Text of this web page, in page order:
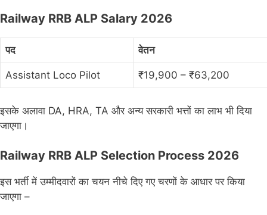
Railway RRB ALP Salary 2026
पद वेतन
Assistant Loco Pilot ₹19,900 – ₹63,200
इसके अलावा DA, HRA, TA और अन्य सरकारी भत्तों का लाभ भी दिया
जाएगा।
Railway RRB ALP Selection Process 2026
इस भर्ती में उम्मीदवारों का चयन नीचे दिए गए चरणों के आधार पर किया
जाएगा –